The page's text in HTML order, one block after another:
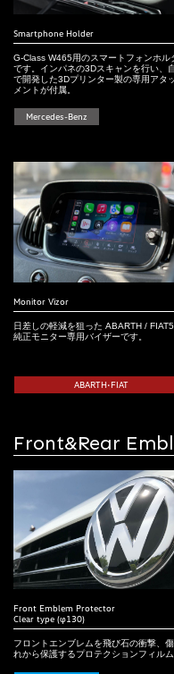
Smartphone Holder
G-Class W465用のスマートフォンホル
です。インパネの3Dスキャンを行い、
で開発した3Dプリンター製の専用アタ
メントが付属。
Mercedes-Benz
Monitor Vizor
日差しの軽減を狙った ABARTH /
純正モニター専用バイザーです。
ABARTH•FIAT
Front&Rear
Front Emblem Protector
Clear type (φ130)
フロントエンブレムを飛び石の衝撃、
れから保護するプロテクションフィルム